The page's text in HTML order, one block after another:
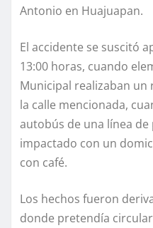
Antonio en Huajuapan.
El accidente se suscitó
13:00 horas, cuando
Municipal realizaban
la calle mencionada,
autobús de una línea de
impactado con un
con café.
Los hechos fueron
donde pretendía